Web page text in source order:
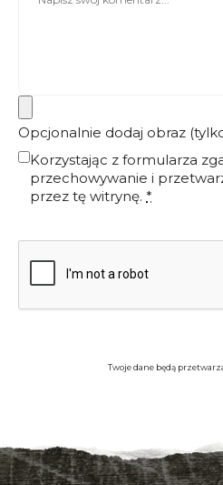
Opcjonalnie dodaj obraz
Korzystając z formularza
przechowywanie i
przez tę witrynę. *
Twoje dane będą